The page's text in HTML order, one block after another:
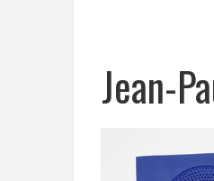
Jean-